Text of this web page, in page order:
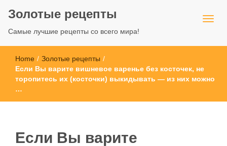
Золотые рецепты
Самые лучшие рецепты со всего мира!
Home / Золотые рецепты /
Если Вы варите вишневое варенье без косточек, не
торопитесь их (косточки) выкидывать — из них можно
…
Если Вы варите